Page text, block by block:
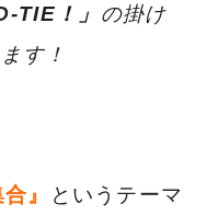
TIE！」 の掛け
す！
』
というテーマ